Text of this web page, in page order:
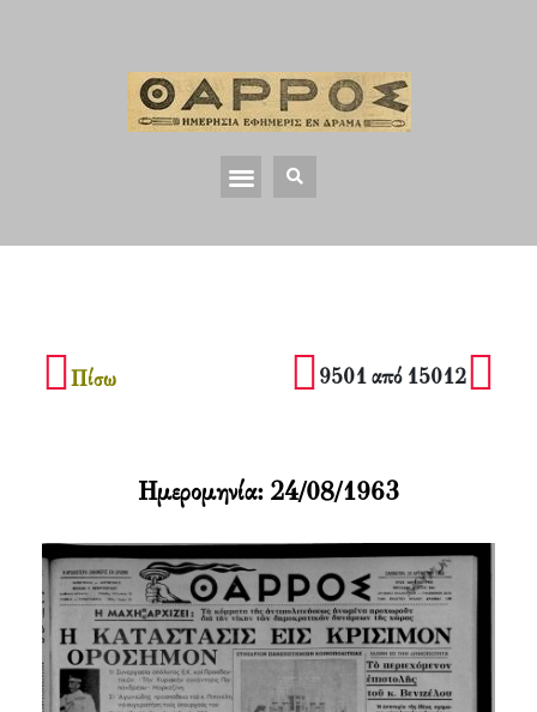
Πίσω 9501 από 15012
Ημερομηνία: 24/08/1963